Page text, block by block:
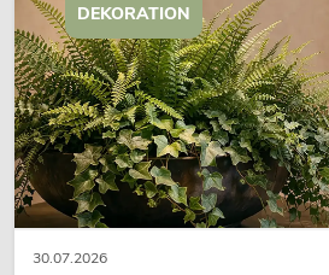
30.07.2026
DEKORATION